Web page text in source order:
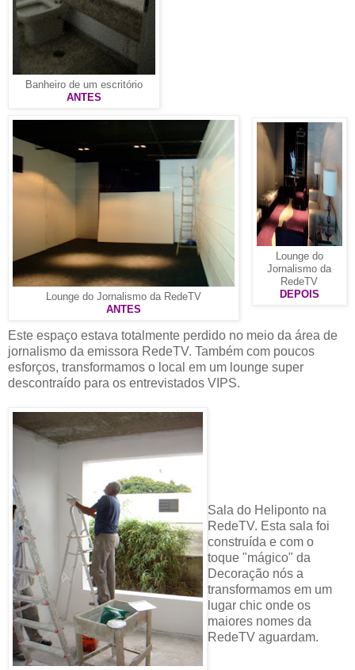
Banheiro de um escritório
ANTES
Lounge do Jornalismo da RedeTV
ANTES
Lounge do
Jornalismo da
RedeTV
DEPOIS
Este espaço estava totalmente perdido no meio da área de
jornalismo da emissora RedeTV. Também com poucos
esforços, transformamos o local em um lounge super
descontraído para os entrevistados VIPS.
Sala do Heliponto na
RedeTV. Esta sala foi
construída e com o
toque "mágico" da
Decoração nós a
transformamos em um
lugar chic onde os
maiores nomes da
RedeTV aguardam.